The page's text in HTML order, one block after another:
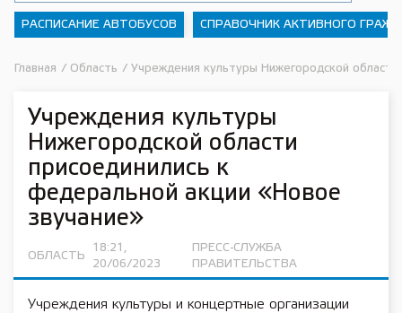
РАСПИСАНИЕ АВТОБУСОВ СПРАВОЧНИК АКТИВНОГО
Главная / Область / Учреждения культуры Нижегородской
Учреждения культуры
Нижегородской области
присоединились к
федеральной акции «Новое
звучание»
ОБЛАСТЬ
18:21,
20/06/2023
ПРЕСС-СЛУЖБА
ПРАВИТЕЛЬСТВА
Учреждения культуры и концертные организации